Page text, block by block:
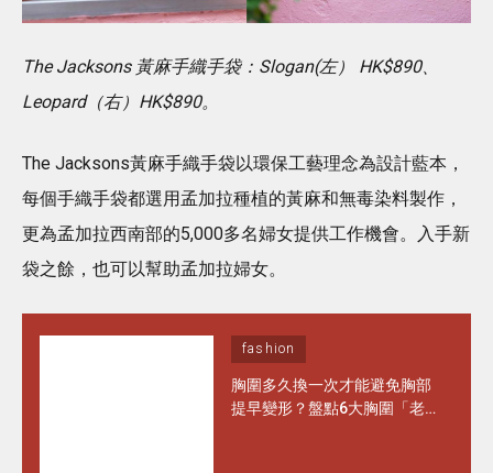
The Jacksons 黃麻手織手袋：Slogan(左） HK$890、
Leopard（右）HK$890。
The Jacksons黃麻手織手袋以環保工藝理念為設計藍本，
每個手織手袋都選用孟加拉種植的黃麻和無毒染料製作，
更為孟加拉西南部的5,000多名婦女提供工作機會。入手新
袋之餘，也可以幫助孟加拉婦女。
fashion
胸圍多久換一次才能避免胸部
提早變形？盤點6大胸圍「老